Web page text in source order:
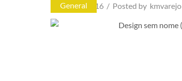
General
17/02/2016 / Posted by kmvarejo